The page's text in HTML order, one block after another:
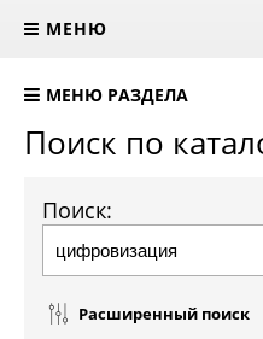
МЕНЮ
МЕНЮ РАЗДЕЛА
Поиск по
Поиск:
Расширенный поиск